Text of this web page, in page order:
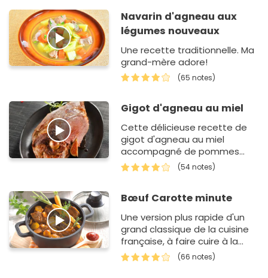
Navarin d'agneau aux
légumes nouveaux
Une recette traditionnelle. Ma
grand-mère adore!
(65 notes)
Gigot d'agneau au miel
Cette délicieuse recette de
gigot d'agneau au miel
accompagné de pommes
dauphines, comblera petits et
grands.
(54 notes)
Bœuf Carotte minute
Une version plus rapide d'un
grand classique de la cuisine
française, à faire cuire à la
cocotte-minute.(66 notes)